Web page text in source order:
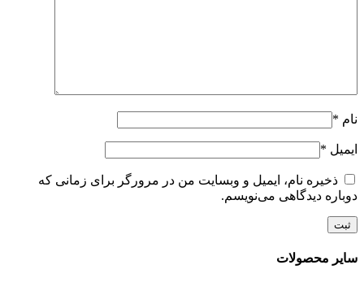
نام *
ایمیل *
ذخیره نام، ایمیل و وبسایت من در مرورگر برای زمانی که
دوباره دیدگاهی می‌نویسم.
سایر محصولات